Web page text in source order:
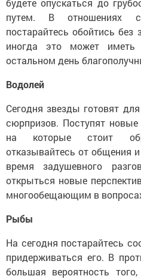
будете опускаться до
путем. В отношениях
постарайтесь обойтись без
иногда это может
остальном день
Водолей
Сегодня звезды готовят
сюрпризов. Поступят
на которые стоит
отказывайтесь от общения
время задушевного
открыться новые
многообещающим в
Рыбы
На сегодня постарайтесь
придерживаться его. В
большая вероятность